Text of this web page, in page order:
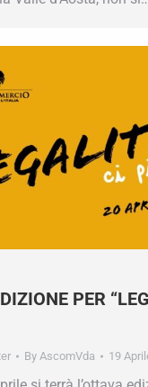
Presidente Fipe-
PER